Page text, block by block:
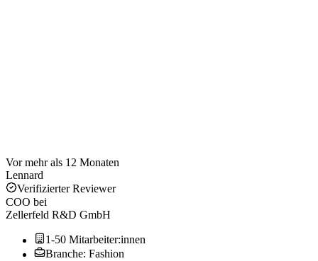
Vor mehr als 12 Monaten
Lennard
Verifizierter Reviewer
COO bei
Zellerfeld R&D GmbH
1-50 Mitarbeiter:innen
Branche: Fashion